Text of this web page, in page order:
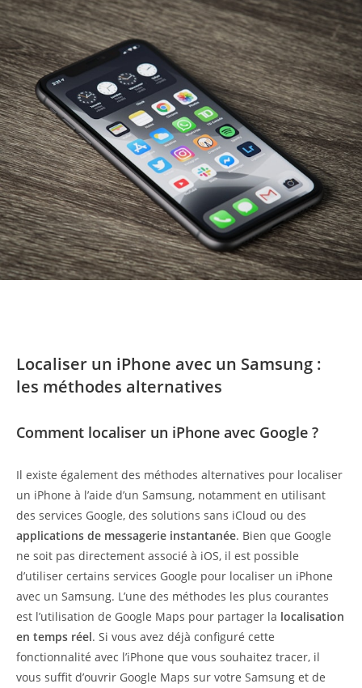
Localiser un iPhone avec un Samsung :
les méthodes alternatives
Comment localiser un iPhone avec Google ?
Il existe également des méthodes alternatives pour localiser
un iPhone à l’aide d’un Samsung, notamment en utilisant
des services Google, des solutions sans iCloud ou des
applications de messagerie instantanée. Bien que Google
ne soit pas directement associé à iOS, il est possible
d’utiliser certains services Google pour localiser un iPhone
avec un Samsung. L’une des méthodes les plus courantes
est l’utilisation de Google Maps pour partager la localisation
en temps réel. Si vous avez déjà configuré cette
fonctionnalité avec l’iPhone que vous souhaitez tracer, il
vous suffit d’ouvrir Google Maps sur votre Samsung et de